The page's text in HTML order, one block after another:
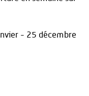
- 25 décembre